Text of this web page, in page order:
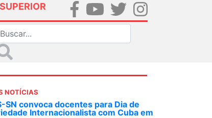
NOTÍCIAS
Em decisão inédita, Justiça Federal condena
ex-agente da ditadura por estupro